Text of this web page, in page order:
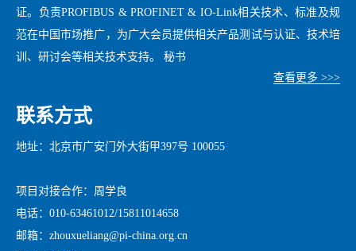
证。负责PROFIBUS & PROFINET & IO-Link相关技术、标准及规
范在中国市场推广，为广大会员提供相关产品测试与认证、技术培
训、研讨会等相关技术支持。 秘书
查看更多 >>>
联系方式
地址：北京市广安门外大街甲397号 100055
项目对接合作：周学良
电话：010-63461012/15811014658
邮箱：zhouxueliang@pi-china.org.cn